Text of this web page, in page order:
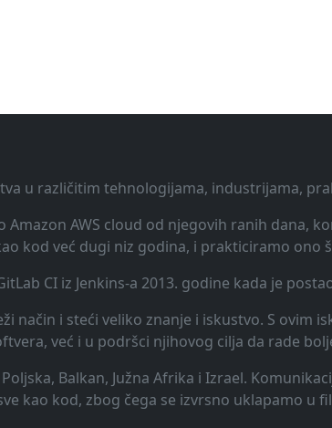
u različitim tehnologijama, industrijama,
AWS cloud od njegovih ranih dana,
kod već dugi niz godina, i prakticiramo ono
CI iz Jenkins-a 2013. godine kada je
i steći veliko znanje i iskustvo. S ovim
već i u podršci njihovog cilja da rade
Balkan, Južna Afrika i Izrael.
kao kod, zbog čega se izvrsno uklapamo u